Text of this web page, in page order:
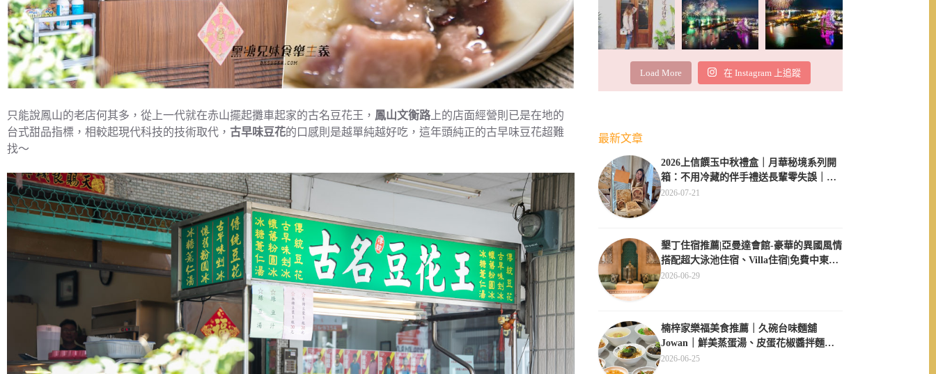
只能說鳳山的老店何其多，從上一代就在赤山擺起攤車起家的古名豆花王， 鳳山文衡路 上的店面經營則已是在地的
台式甜品指標，相較起現代科技的技術取代， 古早味豆花的口感則是越單純越好吃，這年頭純正的古早味豆花超難
找～
Load More 在 Instagram 上追蹤
最新文章
2026上信饌玉中秋禮盒｜月華秘境系列開
箱：不用冷藏的伴手禮送長輩零失誤｜素
食伴手禮推薦
2026-07-21
墾丁住宿推薦|亞曼達會館-豪華的異國風情
搭配超大泳池住宿、Villa住宿|免費中東服
飾體驗
2026-06-29
楠梓家樂福美食推薦｜久碗台味麵舖
Jowan｜鮮美蒸蛋湯、皮蛋花椒醬拌麵必
點、午間用餐不休息超方便
2026-06-25